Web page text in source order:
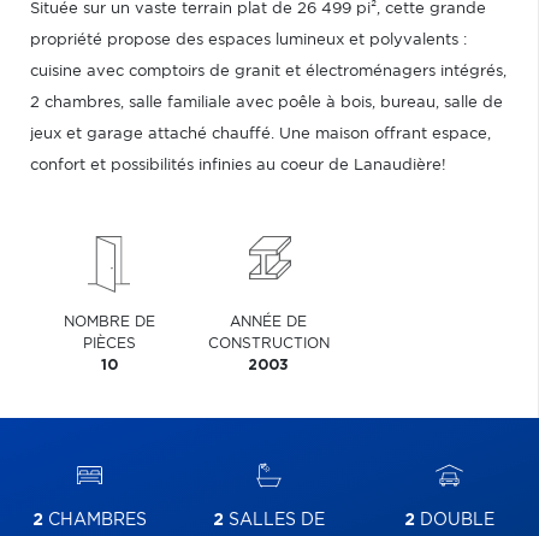
Située sur un vaste terrain plat de 26 499 pi², cette grande
propriété propose des espaces lumineux et polyvalents :
cuisine avec comptoirs de granit et électroménagers intégrés,
2 chambres, salle familiale avec poêle à bois, bureau, salle de
jeux et garage attaché chauffé. Une maison offrant espace,
confort et possibilités infinies au coeur de Lanaudière!
NOMBRE DE
PIÈCES
10
ANNÉE DE
CONSTRUCTION
2003
2 CHAMBRES 2 SALLES DE
2DOUBLE